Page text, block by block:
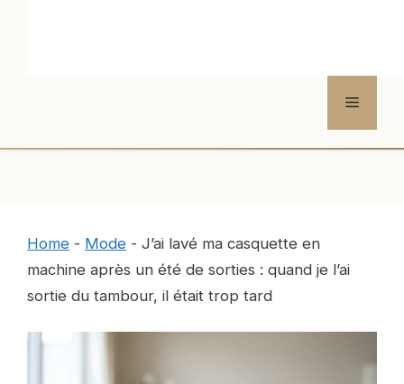
Menu
Home - Mode - J’ai lavé ma casquette en
machine après un été de sorties : quand je l’ai
sortie du tambour, il était trop tard